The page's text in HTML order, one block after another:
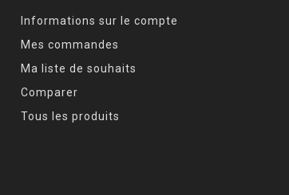
Informations sur le compte
Mes commandes
Ma liste de souhaits
Comparer
Tous les produits